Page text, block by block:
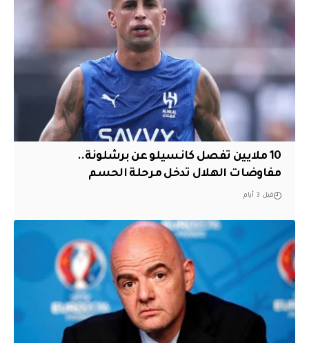
10 ملايين تفصل كانسيلو عن برشلونة..
مفاوضات الهلال تدخل مرحلة الحسم
قبل 3 أيام